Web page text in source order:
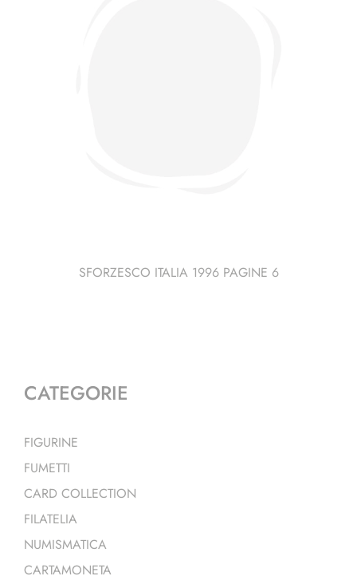
SFORZESCO ITALIA 1996 PAGINE 6
CATEGORIE
FIGURINE
FUMETTI
CARD COLLECTION
FILATELIA
NUMISMATICA
CARTAMONETA